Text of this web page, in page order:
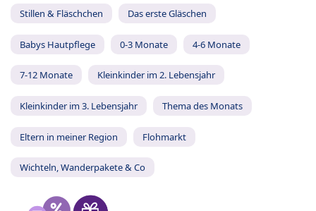
Stillen & Fläschchen Das erste Gläschen
Babys Hautpflege 0-3 Monate 4-6 Monate
7-12 Monate Kleinkinder im 2. Lebensjahr
Kleinkinder im 3. Lebensjahr Thema des Monats
Eltern in meiner Region Flohmarkt
Wichteln, Wanderpakete & Co